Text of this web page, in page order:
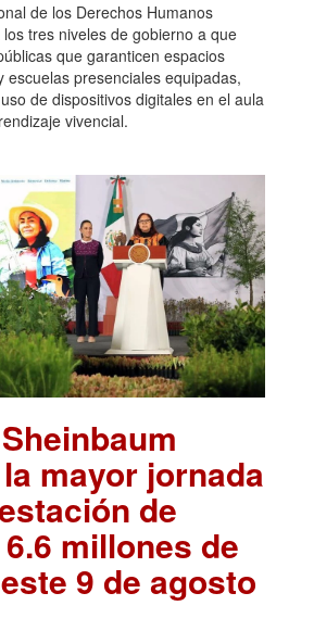
de los Derechos Humanos
tres niveles de gobierno a que
que garanticen espacios
escuelas presenciales equipadas,
de dispositivos digitales en el aula
vivencial.
mayor jornada
de
millones de
9 de agosto